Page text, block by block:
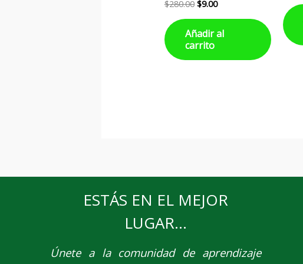
$280.00 $9.00
Añadir al
carrito
ESTÁS EN EL MEJOR
LUGAR...
Únetea la comunidad de aprendizaje